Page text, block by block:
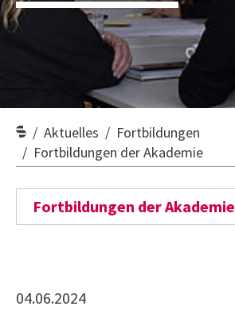
Aktuelles
Fortbildungen
Fortbildungen der Akademie
Fortbildungen der Akademie
04.06.2024